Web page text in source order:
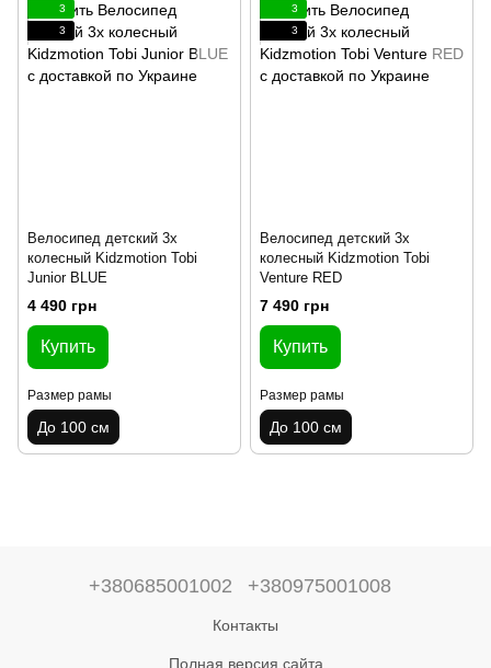
3
3
Велосипед детский 3х
колесный Kidzmotion Tobi
Junior BLUE
4 490 грн
Купить
Размер рамы
До 100 см
3
3
Велосипед детский 3х
колесный Kidzmotion Tobi
Venture RED
7 490 грн
Купить
Размер рамы
До 100 см
+380685001002 +380975001008
Контакты
Полная версия сайта